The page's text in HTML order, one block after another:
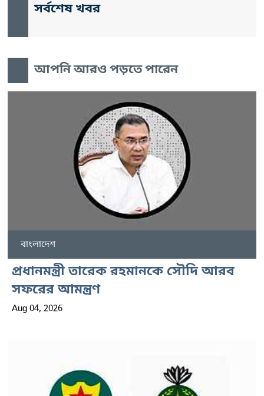
সর্বশেষ খবর
আপনি আরও পড়তে পারেন
বাংলাদেশ
প্রধানমন্ত্রী তারেক রহমানকে সৌদি আরব
সফরের আমন্ত্রণ
Aug 04, 2026